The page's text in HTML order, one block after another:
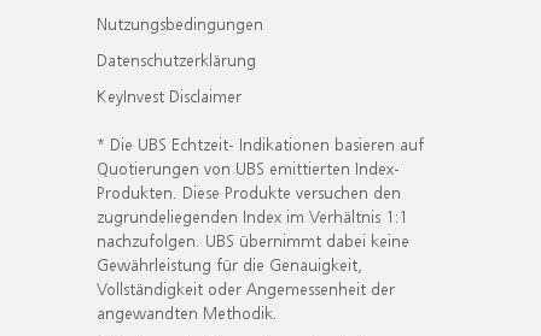
Nutzungsbedingungen
Datenschutzerklärung
KeyInvest Disclaimer
* Die UBS Echtzeit- Indikationen basieren auf
Quotierungen von UBS emittierten Index-
Produkten. Diese Produkte versuchen den
zugrundeliegenden Index im Verhältnis 1:1
nachzufolgen. UBS übernimmt dabei keine
Gewährleistung für die Genauigkeit,
Vollständigkeit oder Angemessenheit der
angewandten Methodik.